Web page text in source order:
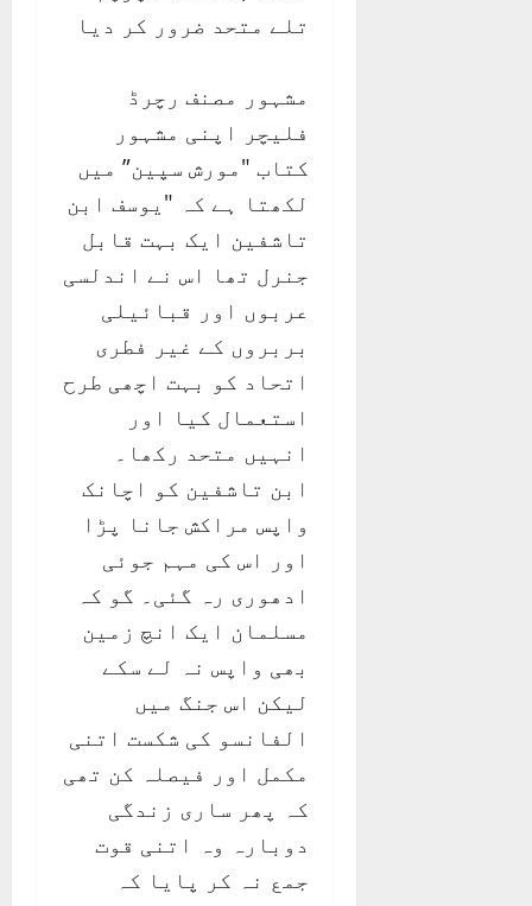
تلے متحد ضرور کر دیا
مشہور مصنف رچرڈ
فلیچر اپنی مشہور
کتاب "مورش سپین” میں
لکھتا ہے کہ "یوسف ابن
تاشفین ایک بہت قابل
جنرل تھا اس نے اندلسی
عربوں اور قبائیلی
بربروں کے غیر فطری
اتحاد کو بہت اچھی طرح
استعمال کیا اور
انہیں متحد رکھا۔
ابن تاشفین کو اچانک
واپس مراکش جانا پڑا
اور اس کی مہم جوئی
ادھوری رہ گئی۔ گو کہ
مسلمان ایک انچ زمین
بھی واپس نہ لے سکے
لیکن اس جنگ میں
الفانسو کی شکست اتنی
مکمل اور فیصلہ کن تھی
کہ پھر ساری زندگی
دوبارہ وہ اتنی قوت
جمع نہ کر پایا کہ